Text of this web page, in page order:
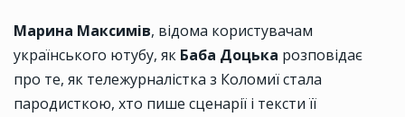
Марина Максимів, відома користувачам
українського ютубу, як Баба Доцька розповідає
про те, як тележурналістка з Коломиї стала
пародисткою, хто пише сценарії і тексти її